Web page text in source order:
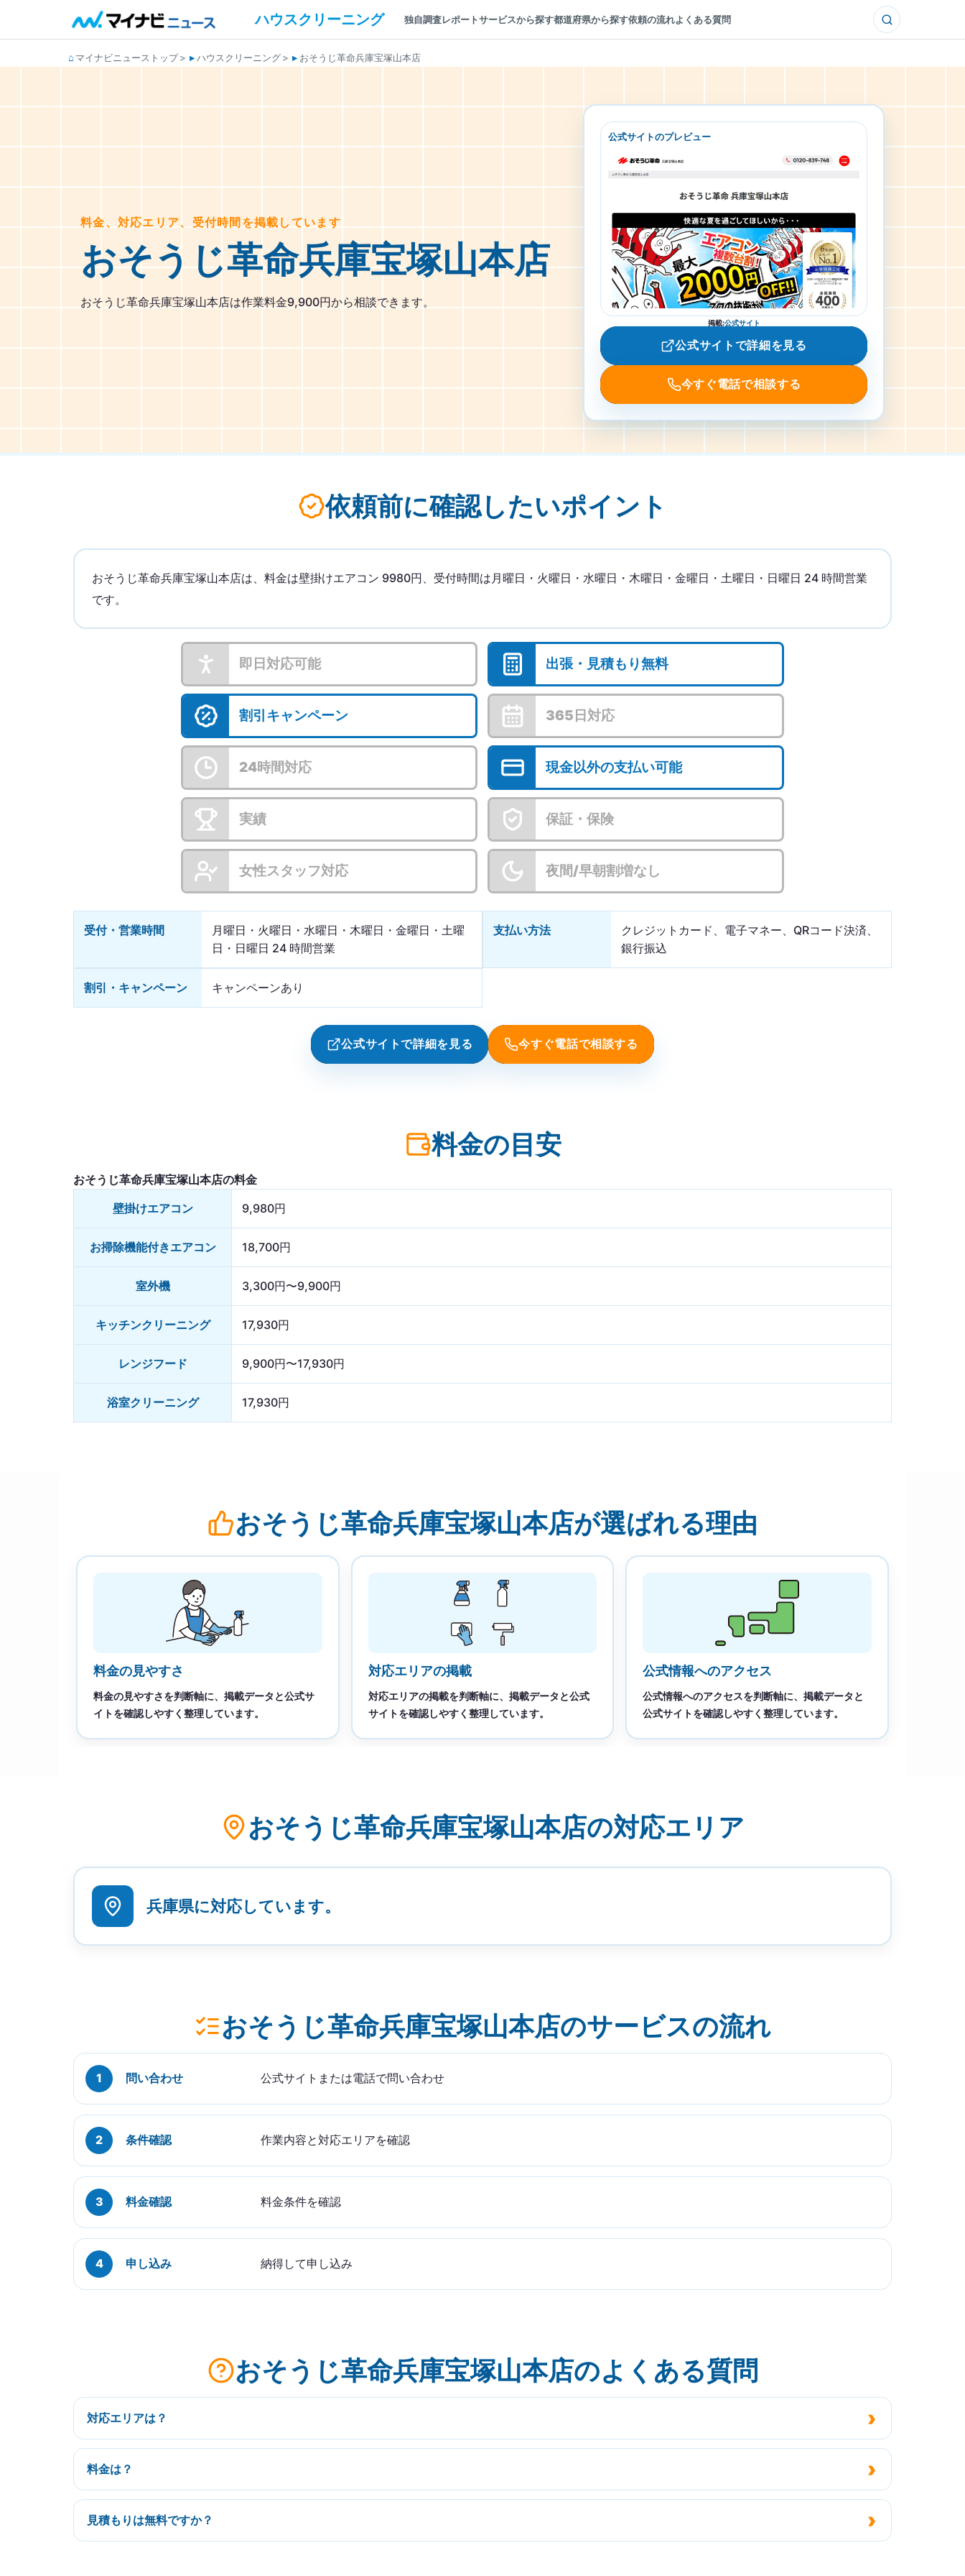
ハウスクリーニング 独自調査レポートサービスから探す都道府県から探す依頼の流れよくある質問
マイナビニューストップ ハウスクリーニング おそうじ革命兵庫宝塚山本店
料金、対応エリア、受付時間を掲載しています
おそうじ革命兵庫宝塚山本店
おそうじ革命兵庫宝塚山本店は作業料金9,900円から相談できます。
公式サイトのプレビュー
掲載:公式サイト
公式サイトで詳細を見る
今すぐ電話で相談する
依頼前に確認したいポイント
おそうじ革命兵庫宝塚山本店は、料金は壁掛けエアコン 9980円、受付時間は月曜日・火曜日・水曜日・木曜日・金曜日・土曜日・日曜日 24 時間営業
です。
即日対応可能 出張・見積もり無料
割引キャンペーン 365日対応
24時間対応 現金以外の支払い可能
実績 保証・保険
女性スタッフ対応 夜間/早朝割増なし
受付・営業時間
月曜日・火曜日・水曜日・木曜日・金曜日・土曜
日・日曜日 24 時間営業
支払い方法
クレジットカード、電子マネー、QRコード決済、
銀行振込
割引・キャンペーン キャンペーンあり
公式サイトで詳細を見る 今すぐ電話で相談する
料金の目安
おそうじ革命兵庫宝塚山本店の料金
壁掛けエアコン
9,980円
お掃除機能付きエアコン 18,700円
室外機 3,300円〜9,900円
キッチンクリーニング 17,930円
レンジフード 9,900円〜17,930円
浴室クリーニング 17,930円
おそうじ革命兵庫宝塚山本店が選ばれる理由
料金の見やすさ
料金の見やすさを判断軸に、掲載データと公式サ
イトを確認しやすく整理しています。
対応エリアの掲載
対応エリアの掲載を判断軸に、掲載データと公式
サイトを確認しやすく整理しています。
公式情報へのアクセス
公式情報へのアクセスを判断軸に、掲載データと
公式サイトを確認しやすく整理しています。
おそうじ革命兵庫宝塚山本店の対応エリア
兵庫県に対応しています。
おそうじ革命兵庫宝塚山本店のサービスの流れ
問い合わせ 公式サイトまたは電話で問い合わせ
条件確認 作業内容と対応エリアを確認
料金確認 料金条件を確認
申し込み 納得して申し込み
おそうじ革命兵庫宝塚山本店のよくある質問
対応エリアは？
料金は？
見積もりは無料ですか？